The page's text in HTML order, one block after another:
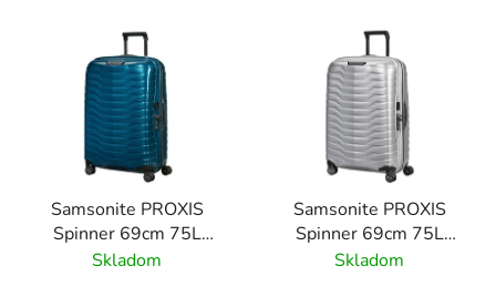
Samsonite PROXIS
Spinner 69cm 75L
Modrý Petrol blue
Skladom
Samsonite PROXIS
Spinner 69cm 75L
Strieborný
Skladom